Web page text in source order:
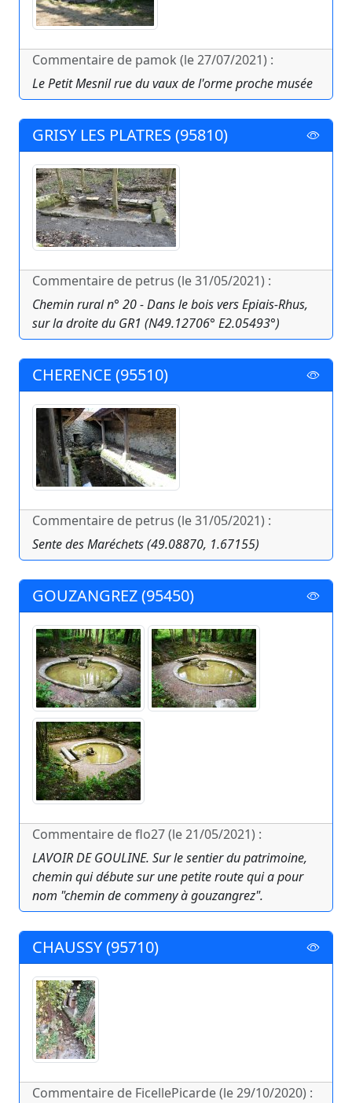
Commentaire de pamok (le 27/07/2021) :
Le Petit Mesnil rue du vaux de l'orme proche musée
GRISY LES PLATRES (95810)
Commentaire de petrus (le 31/05/2021) :
Chemin rural n° 20 - Dans le bois vers Epiais-Rhus,
sur la droite du GR1 (N49.12706° E2.05493°)
CHERENCE (95510)
Commentaire de petrus (le 31/05/2021) :
Sente des Maréchets (49.08870, 1.67155)
GOUZANGREZ (95450)
Commentaire de flo27 (le 21/05/2021) :
LAVOIR DE GOULINE. Sur le sentier du patrimoine,
chemin qui débute sur une petite route qui a pour
nom "chemin de commeny à gouzangrez".
CHAUSSY (95710)
Commentaire de FicellePicarde (le 29/10/2020) :